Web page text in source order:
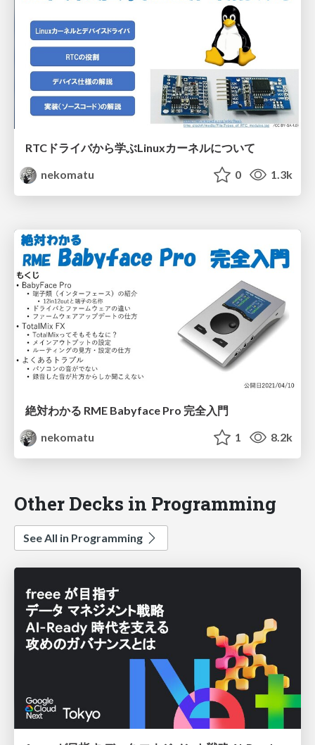
RTCドライバから学ぶLinuxカーネルについて
nekomatu
0 1.3k
絶対わかる RME Babyface Pro 完全入門
nekomatu
1 8.2k
Other Decks in Programming
See All in Programming